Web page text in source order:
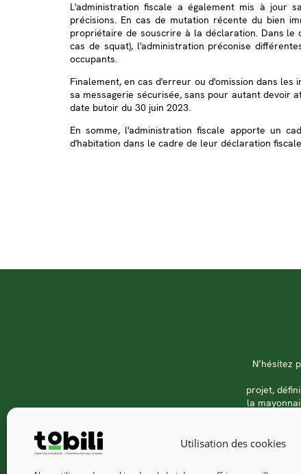
Utilisation des cookies
L'administration fiscale a également mis à jour
précisions. En cas de mutation récente du bien
propriétaire de souscrire à la déclaration. Dans
cas de squat), l'administration préconise
occupants.
Finalement, en cas d'erreur ou d'omission dans
sa messagerie sécurisée, sans pour autant
date butoir du 30 juin 2023.
En somme, l'administration fiscale apporte un
d'habitation dans le cadre de leur déclaration
N’hésitez
projet,
la